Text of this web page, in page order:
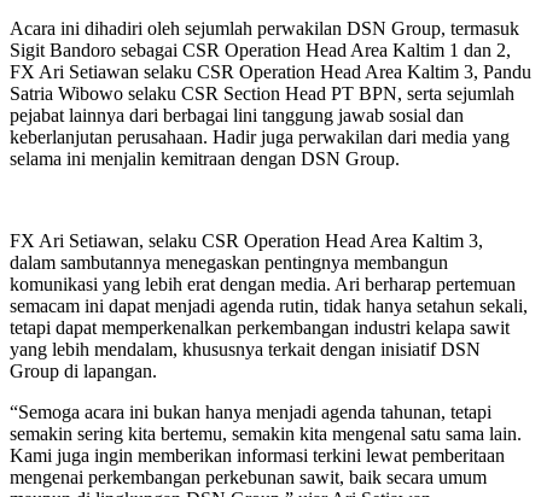
Acara ini dihadiri oleh sejumlah perwakilan DSN Group, termasuk
Sigit Bandoro sebagai CSR Operation Head Area Kaltim 1 dan 2,
FX Ari Setiawan selaku CSR Operation Head Area Kaltim 3, Pandu
Satria Wibowo selaku CSR Section Head PT BPN, serta sejumlah
pejabat lainnya dari berbagai lini tanggung jawab sosial dan
keberlanjutan perusahaan. Hadir juga perwakilan dari media yang
selama ini menjalin kemitraan dengan DSN Group.
FX Ari Setiawan, selaku CSR Operation Head Area Kaltim 3,
dalam sambutannya menegaskan pentingnya membangun
komunikasi yang lebih erat dengan media. Ari berharap pertemuan
semacam ini dapat menjadi agenda rutin, tidak hanya setahun sekali,
tetapi dapat memperkenalkan perkembangan industri kelapa sawit
yang lebih mendalam, khususnya terkait dengan inisiatif DSN
Group di lapangan.
“Semoga acara ini bukan hanya menjadi agenda tahunan, tetapi
semakin sering kita bertemu, semakin kita mengenal satu sama lain.
Kami juga ingin memberikan informasi terkini lewat pemberitaan
mengenai perkembangan perkebunan sawit, baik secara umum